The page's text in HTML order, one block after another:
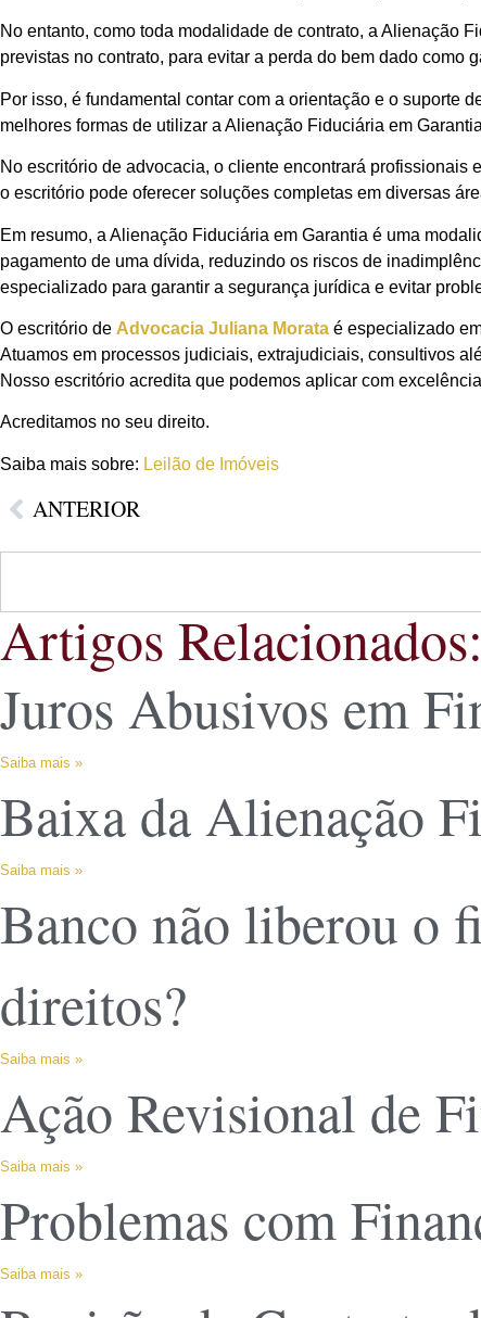
No entanto, como toda modalidade de contrato, a Alienação
previstas no contrato, para evitar a perda do bem dado como
Por isso, é fundamental contar com a orientação e o suporte
melhores formas de utilizar a Alienação Fiduciária em
No escritório de advocacia, o cliente encontrará
o escritório pode oferecer soluções completas em diversas
Em resumo, a Alienação Fiduciária em Garantia é uma
pagamento de uma dívida, reduzindo os riscos de
especializado para garantir a segurança jurídica e evitar
O escritório de Advocacia Juliana Morata é especializado
Atuamos em processos judiciais, extrajudiciais, consultivos
Nosso escritório acredita que podemos aplicar com
Acreditamos no seu direito.
Saiba mais sobre: Leilão de Imóveis
ANTERIOR
Artigos Relacionados:
Juros Abusivos em
Saiba mais »
Baixa da Alienação
Saiba mais »
Banco não liberou o
direitos?
Saiba mais »
Ação Revisional de
Saiba mais »
Problemas com
Saiba mais »